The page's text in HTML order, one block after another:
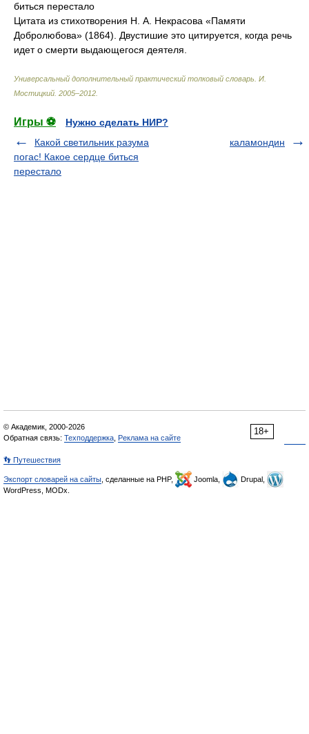
биться перестало
Цитата из стихотворения Н. А. Некрасова «Памяти
Добролюбова» (1864). Двустишие это цитируется, когда речь
идет о смерти выдающегося деятеля.
Универсальный дополнительный практический толковый словарь И.
Мостицкий 2005–2012
Игры ⚽
Нужно сделать НИР?
Какой светильник разума
погас! Какое сердце биться
перестало
каламондин
18+
© Академик, 2000-2026
Обратная связь: Техподдержка Реклама на сайте
👣 Путешествия
Экспорт словарей на сайты , сделанные на PHP, Joomla,
Drupal,
WordPress, MODx.